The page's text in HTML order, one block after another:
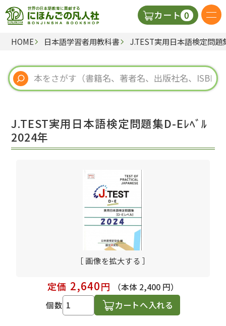
カート 0
日本語の教科書
視聴覚・補助教材
教師用参考書
HOME 日本語学習者用教科書 J.TEST実用日本語検定問題
J.TEST実用日本語検定問題集D-Eﾚﾍﾞﾙ
2024年
［ 画像を拡大する ］
定価 2,640円
（本体 2,400 円）
個数
カートへ入れる